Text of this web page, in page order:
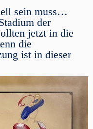
sein muss…
der
jetzt in die
die
ist in dieser